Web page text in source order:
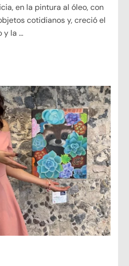
en la pintura al óleo, con
cotidianos y, creció el
y la …